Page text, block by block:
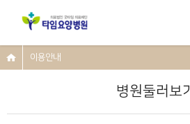
이용안내
병원둘러보기